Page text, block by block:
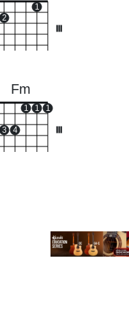
2
1
Fm
3 4
1 1 1